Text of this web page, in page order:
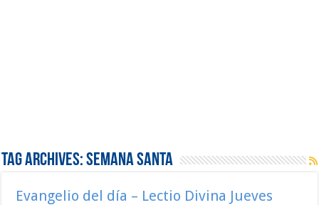
Tag Archives:Semana Santa
Evangelio del día – Lectio Divina Jueves